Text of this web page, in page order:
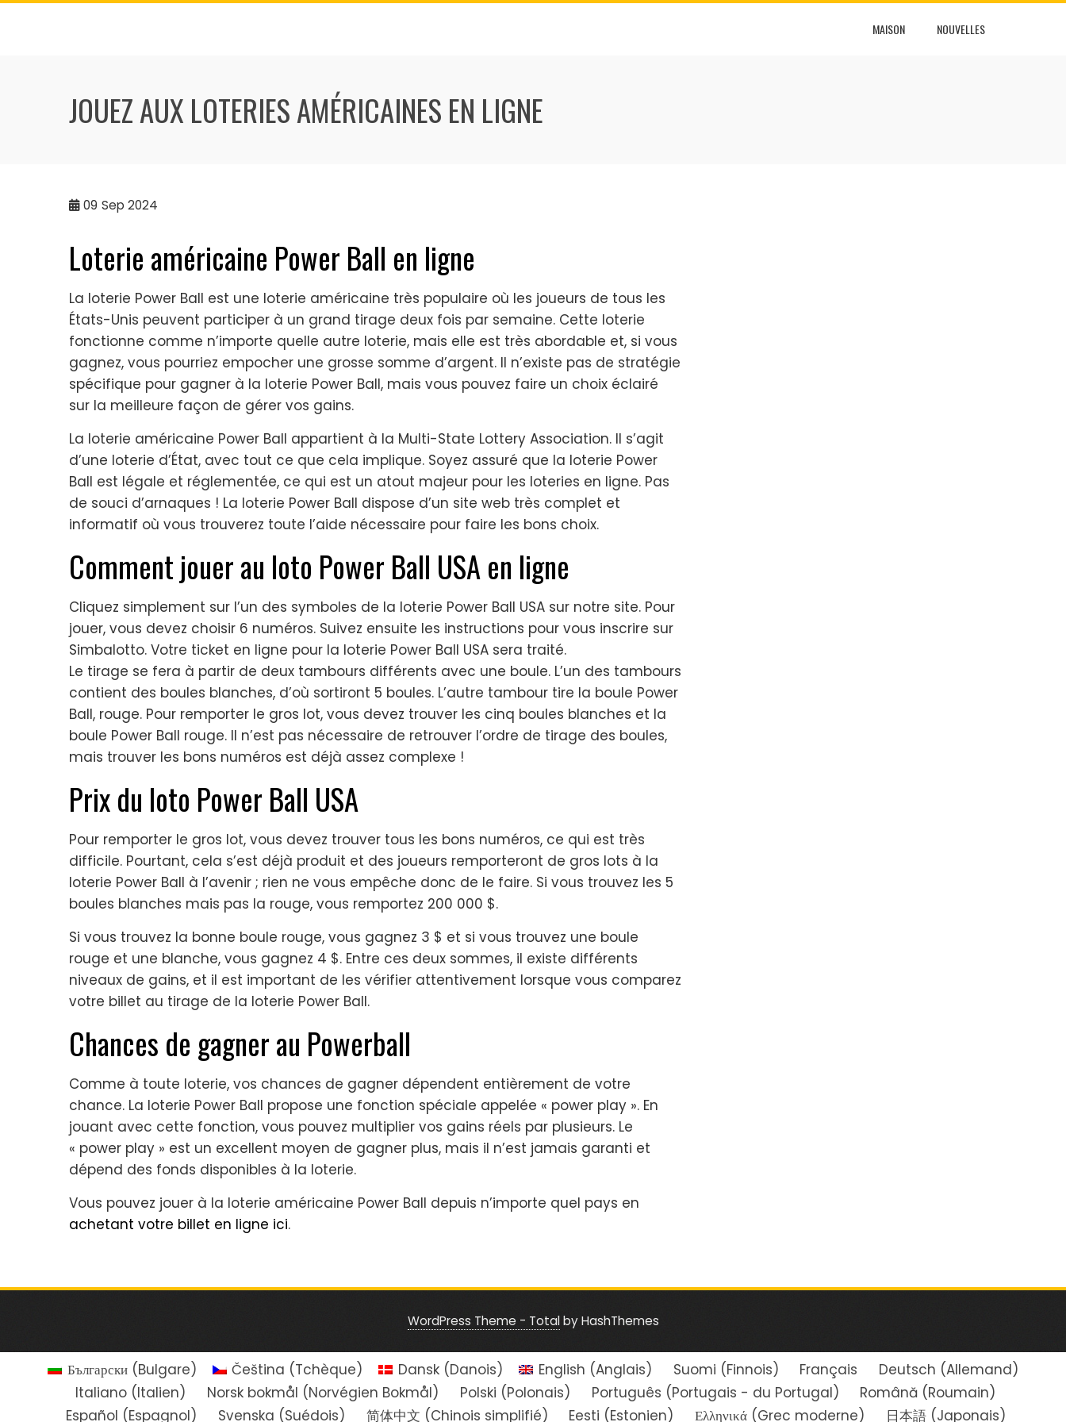
Skip
MAISON NOUVELLES
JOUEZ AUX LOTERIES AMÉRICAINES EN LIGNE
09 Sep 2024
Loterie américaine Power Ball en ligne
La loterie Power Ball est une loterie américaine très populaire où les joueurs de tous les
États-Unis peuvent participer à un grand tirage deux fois par semaine. Cette loterie
fonctionne comme n’importe quelle autre loterie, mais elle est très abordable et, si vous
gagnez, vous pourriez empocher une grosse somme d’argent. Il n’existe pas de stratégie
spécifique pour gagner à la loterie Power Ball, mais vous pouvez faire un choix éclairé
sur la meilleure façon de gérer vos gains.
La loterie américaine Power Ball appartient à la Multi-State Lottery Association. Il s’agit
d’une loterie d’État, avec tout ce que cela implique. Soyez assuré que la loterie Power
Ball est légale et réglementée, ce qui est un atout majeur pour les loteries en ligne. Pas
de souci d’arnaques ! La loterie Power Ball dispose d’un site web très complet et
informatif où vous trouverez toute l’aide nécessaire pour faire les bons choix.
Comment jouer au loto Power Ball USA en ligne
Cliquez simplement sur l’un des symboles de la loterie Power Ball USA sur notre site. Pour
jouer, vous devez choisir 6 numéros. Suivez ensuite les instructions pour vous inscrire sur
Simbalotto. Votre ticket en ligne pour la loterie Power Ball USA sera traité.
Le tirage se fera à partir de deux tambours différents avec une boule. L’un des tambours
contient des boules blanches, d’où sortiront 5 boules. L’autre tambour tire la boule Power
Ball, rouge. Pour remporter le gros lot, vous devez trouver les cinq boules blanches et la
boule Power Ball rouge. Il n’est pas nécessaire de retrouver l’ordre de tirage des boules,
mais trouver les bons numéros est déjà assez complexe !
Prix du loto Power Ball USA
Pour remporter le gros lot, vous devez trouver tous les bons numéros, ce qui est très
difficile. Pourtant, cela s’est déjà produit et des joueurs remporteront de gros lots à la
loterie Power Ball à l’avenir ; rien ne vous empêche donc de le faire. Si vous trouvez les 5
boules blanches mais pas la rouge, vous remportez 200 000 $.
Si vous trouvez la bonne boule rouge, vous gagnez 3 $ et si vous trouvez une boule
rouge et une blanche, vous gagnez 4 $. Entre ces deux sommes, il existe différents
niveaux de gains, et il est important de les vérifier attentivement lorsque vous comparez
votre billet au tirage de la loterie Power Ball.
Chances de gagner au Powerball
Comme à toute loterie, vos chances de gagner dépendent entièrement de votre
chance. La loterie Power Ball propose une fonction spéciale appelée « power play ». En
jouant avec cette fonction, vous pouvez multiplier vos gains réels par plusieurs. Le
« power play » est un excellent moyen de gagner plus, mais il n’est jamais garanti et
dépend des fonds disponibles à la loterie.
Vous pouvez jouer à la loterie américaine Power Ball depuis n’importe quel pays en
achetant votre billet en ligne ici.
WordPress Theme - Totalby HashThemes
Български(Bulgare) Čeština (Tchèque) Dansk (Danois) English (Anglais) Suomi (Finnois) Français Deutsch (Allemand)
Italiano (Italien) Norsk bokmål (Norvégien Bokmål) Polski (Polonais) Português (Portugais - du Portugal) Română (Roumain)
Español (Espagnol) Svenska (Suédois) 简体中文 (Chinois simplifié) Eesti (Estonien) Ελληνικά (Grec moderne) 日本語(Japonais)